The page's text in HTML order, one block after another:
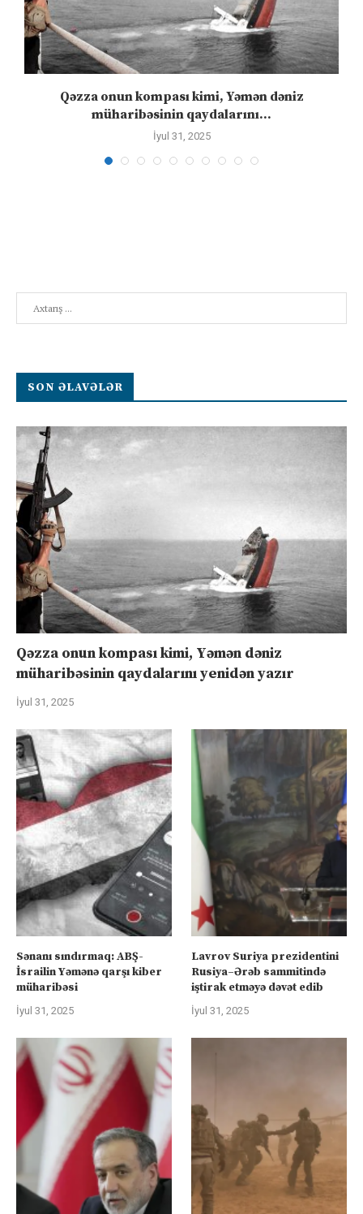
Qəzza onun kompası kimi, Yəmən dəniz
müharibəsinin qaydalarını...
İyul 31, 2025
SON ƏLAVƏLƏR
Qəzza onun kompası kimi, Yəmən dəniz
müharibəsinin qaydalarını yenidən yazır
İyul 31, 2025
Sənanı sındırmaq: ABŞ-
İsrailin Yəmənə qarşı kiber
müharibəsi
İyul 31, 2025
Lavrov Suriya prezidentini
Rusiya–Ərəb sammitində
iştirak etməyə dəvət edib
İyul 31, 2025